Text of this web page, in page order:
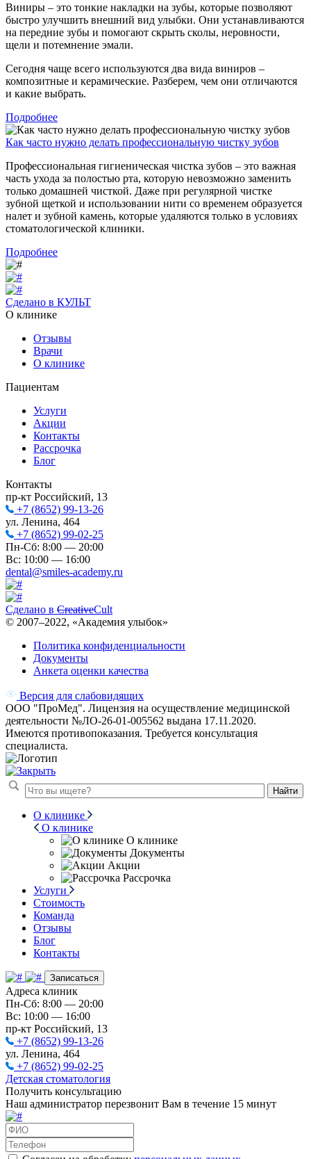
Виниры – это тонкие накладки на зубы, которые позволяют
быстро улучшить внешний вид улыбки. Они устанавливаются
на передние зубы и помогают скрыть сколы, неровности,
щели и потемнение эмали.
Сегодня чаще всего используются два вида виниров –
композитные и керамические. Разберем, чем они отличаются
и какие выбрать.
Подробнее
Как часто нужно делать профессиональную чистку зубов
Профессиональная гигиеническая чистка зубов – это важная
часть ухода за полостью рта, которую невозможно заменить
только домашней чисткой. Даже при регулярной чистке
зубной щеткой и использовании нити со временем образуется
налет и зубной камень, которые удаляются только в условиях
стоматологической клиники.
Подробнее
Сделано в КУЛЬТ
О клинике
Отзывы
Врачи
О клинике
Пациентам
Услуги
Акции
Контакты
Рассрочка
Блог
Контакты
пр-кт Российский, 13
+7 (8652) 99-13-26
ул. Ленина, 464
+7 (8652) 99-02-25
Пн-Сб: 8:00 — 20:00
Вс: 10:00 — 16:00
dental@smiles-academy.ru
Сделано в CreativeCult
© 2007–2022, «Академия улыбок»
Политика конфиденциальности
Документы
Анкета оценки качества
Версия для слабовидящих
ООО "ПроМед". Лицензия на осуществление медицинской
деятельности №ЛО-26-01-005562 выдана 17.11.2020.
Имеются противопоказания. Требуется консультация
специалиста.
Найти
О клинике
О клинике
О клинике
Документы
Акции
Рассрочка
Услуги
Стоимость
Команда
Отзывы
Блог
Контакты
Записаться
Адреса клиник
Пн-Сб: 8:00 — 20:00
Вс: 10:00 — 16:00
пр-кт Российский, 13
+7 (8652) 99-13-26
ул. Ленина, 464
+7 (8652) 99-02-25
Детская стоматология
Получить консультацию
Наш администратор перезвонит Вам в течение 15 минут